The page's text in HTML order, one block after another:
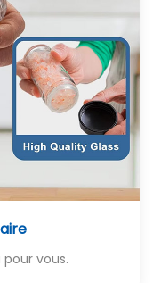
vous.